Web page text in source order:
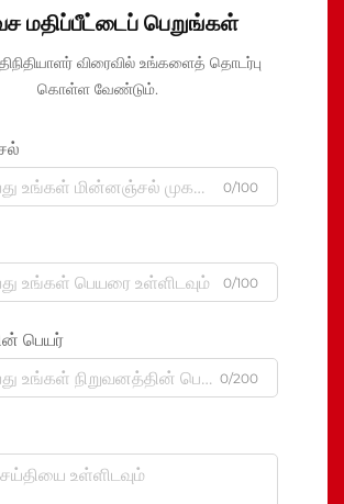
மதிப்பீட்டைப் பெறுங்கள்
விரைவில் உங்களைத் தொடர்பு
கொள்ள வேண்டும்.
0/100
0/100
பெயர்
0/200